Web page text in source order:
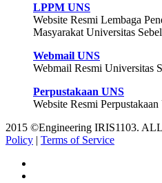
LPPM UNS
Website Resmi Lembaga
Masyarakat Universitas
Webmail UNS
Webmail Resmi Universitas
Perpustakaan UNS
Website Resmi
2015 ©Engineering IRIS1103.
Policy | Terms of Service